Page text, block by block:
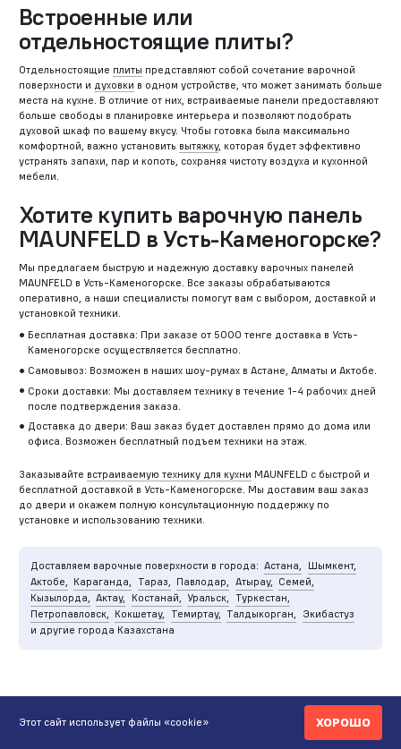
Встроенные или
отдельностоящие плиты?
Отдельностоящие плиты представляют собой сочетание варочной
поверхности и духовки в одном устройстве, что может занимать больше
места на кухне. В отличие от них, встраиваемые панели предоставляют
больше свободы в планировке интерьера и позволяют подобрать
духовой шкаф по вашему вкусу. Чтобы готовка была максимально
комфортной, важно установить вытяжку, которая будет эффективно
устранять запахи, пар и копоть, сохраняя чистоту воздуха и кухонной
мебели.
Хотите купить варочную панель
MAUNFELD в Усть-Каменогорске?
Мы предлагаем быструю и надежную доставку варочных панелей
MAUNFELD в Усть-Каменогорске. Все заказы обрабатываются
оперативно, а наши специалисты помогут вам с выбором, доставкой и
установкой техники.
Бесплатная доставка: При заказе от 5000 тенге доставка в Усть-
Каменогорске осуществляется бесплатно.
Самовывоз: Возможен в наших шоу-румах в Астане, Алматы и Актобе.
Сроки доставки: Мы доставляем технику в течение 1-4 рабочих дней
после подтверждения заказа.
Доставка до двери: Ваш заказ будет доставлен прямо до дома или
офиса. Возможен бесплатный подъем техники на этаж.
Заказывайте встраиваемую технику для кухни MAUNFELD с быстрой и
бесплатной доставкой в Усть-Каменогорске. Мы доставим ваш заказ
до двери и окажем полную консультационную поддержку по
установке и использованию техники.
Доставляем варочные поверхности в города: Астана,
Шымкент,
Актобе,
Караганда, Тараз, Павлодар, Атырау,
Семей,
Кызылорда,
Актау, Костанай, Уральск,
Туркестан,
Петропавловск,
Кокшетау, Темиртау, Талдыкорган,
Экибастуз
и другие города Казахстана
Этот сайт использует файлы «cookie» ХОРОШО